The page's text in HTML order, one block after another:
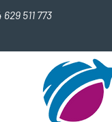
511 773